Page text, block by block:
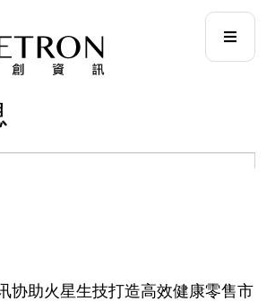
协助火星生技打造高效健康零售市